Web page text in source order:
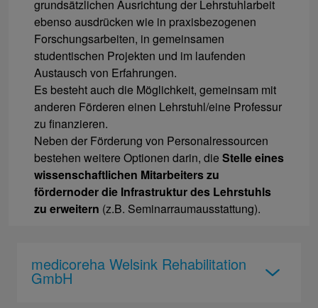
grundsätzlichen Ausrichtung der Lehrstuhlarbeit
ebenso ausdrücken wie in praxisbezogenen
Forschungsarbeiten, in gemeinsamen
studentischen Projekten und im laufenden
Austausch von Erfahrungen.
Es besteht auch die Möglichkeit, gemeinsam mit
anderen Förderen einen Lehrstuhl/eine Professur
zu finanzieren.
Neben der Förderung von Personalressourcen
bestehen weitere Optionen darin, die Stelle eines
wissenschaftlichen Mitarbeiters zu
fördernoder die Infrastruktur des Lehrstuhls
zu erweitern (z.B. Seminarraumausstattung).
medicoreha Welsink Rehabilitation
GmbH